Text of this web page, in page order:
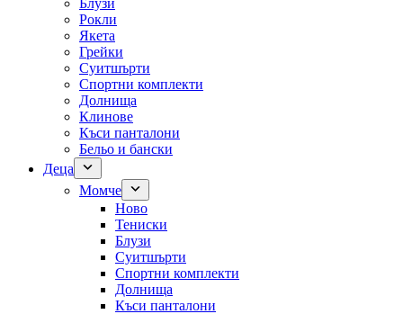
Блузи
Рокли
Якета
Грейки
Суитшърти
Спортни комплекти
Долнища
Клинове
Къси панталони
Бельо и бански
Деца
Момче
Ново
Тениски
Блузи
Суитшърти
Спортни комплекти
Долнища
Къси панталони